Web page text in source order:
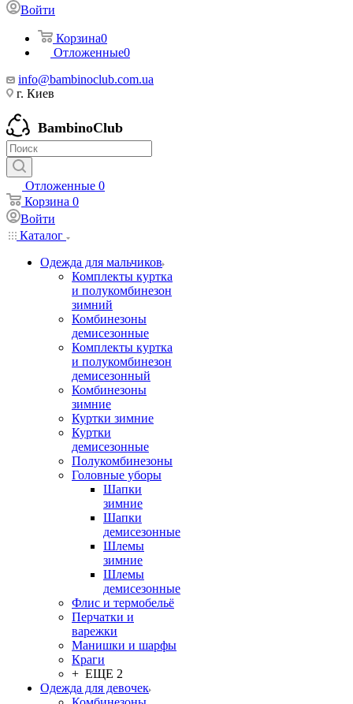
Войти
Корзина0
Отложенные0
info@bambinoclub.com.ua
г. Киев
BambinoClub
Отложенные 0
Корзина 0
Войти
Каталог
Одежда для мальчиков
Комплекты куртка
и полукомбинезон
зимний
Комбинезоны
демисезонные
Комплекты куртка
и полукомбинезон
демисезонный
Комбинезоны
зимние
Куртки зимние
Куртки
демисезонные
Полукомбинезоны
Головные уборы
Шапки
зимние
Шапки
демисезонные
Шлемы
зимние
Шлемы
демисезонные
Флис и термобельё
Перчатки и
варежки
Манишки и шарфы
Краги
+ ЕЩЕ 2
Одежда для девочек